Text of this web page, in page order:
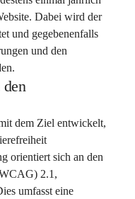
Dabei wird der
und gegebenenfalls
und den
dem Ziel entwickelt,
orientiert sich an den
2.1,
umfasst eine